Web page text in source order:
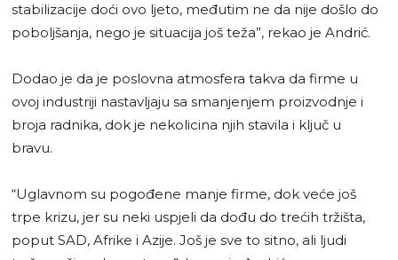
stabilizacije doći ovo ljeto, međutim ne da nije došlo do
poboljšanja, nego je situacija još teža”, rekao je Andrić.
Dodao je da je poslovna atmosfera takva da firme u
ovoj industriji nastavljaju sa smanjenjem proizvodnje i
broja radnika, dok je nekolicina njih stavila i ključ u
bravu.
“Uglavnom su pogođene manje firme, dok veće još
trpe krizu, jer su neki uspjeli da dođu do trećih tržišta,
poput SAD, Afrike i Azije. Još je sve to sitno, ali ljudi